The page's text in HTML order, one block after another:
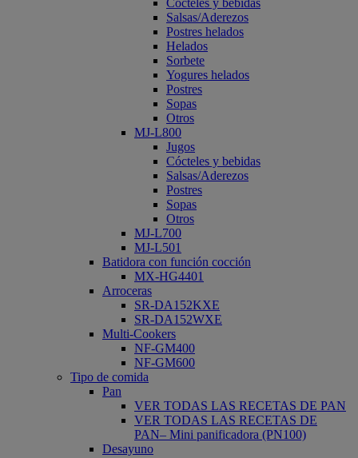
Cócteles y bebidas
Salsas/Aderezos
Postres helados
Helados
Sorbete
Yogures helados
Postres
Sopas
Otros
MJ-L800
Jugos
Cócteles y bebidas
Salsas/Aderezos
Postres
Sopas
Otros
MJ-L700
MJ-L501
Batidora con función cocción
MX-HG4401
Arroceras
SR-DA152KXE
SR-DA152WXE
Multi-Cookers
NF-GM400
NF-GM600
Tipo de comida
Pan
VER TODAS LAS RECETAS DE PAN
VER TODAS LAS RECETAS DE
PAN– Mini panificadora (PN100)
Desayuno